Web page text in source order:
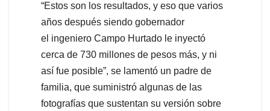
“Estos son los resultados, y eso que varios
años después siendo gobernador
el ingeniero Campo Hurtado le inyectó
cerca de 730 millones de pesos más, y ni
así fue posible”, se lamentó un padre de
familia, que suministró algunas de las
fotografías que sustentan su versión sobre